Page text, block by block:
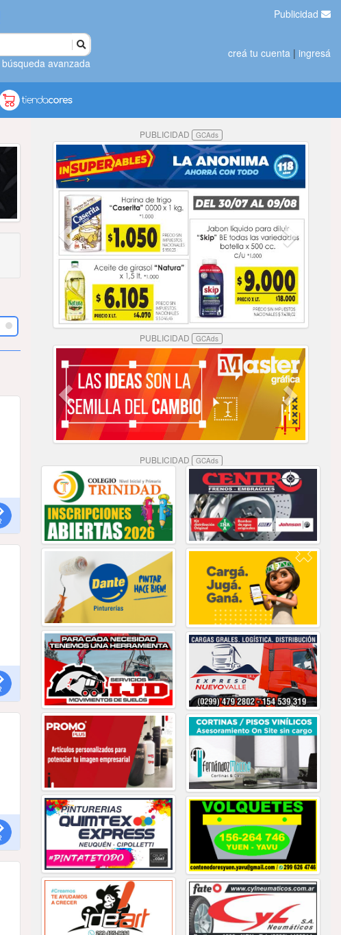
búsqueda avanzada
Publicidad
creá tu cuenta | ingresá
PUBLICIDAD GCAds
PUBLICIDAD GCAds
PUBLICIDAD GCAds